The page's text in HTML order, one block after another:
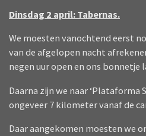
Dinsdag 2 april: Tabernas.
We moesten vanochtend eerst
van de afgelopen nacht
negen uur open en ons bonnetje
Daarna zijn we naar ‘Plataforma
ongeveer 7 kilometer vanaf de
Daar aangekomen moesten we